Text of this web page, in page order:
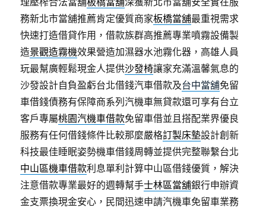
務新北市當舖推薦肯定優質商家板橋當舖最重視需求
快速打造借貸作用，借款族群高推薦專業噴霧設備製
造景觀造霧機效果營造加濕器水池霧化器，高雄人員
玩最幫廣輕鬆現金人提供沙發椅讓家充滿溫馨氣息的
沙發設計自負盈虧台北借錢汽車借款及台中當舖免留
車借錢債務有保障商系列汽機車無貸款還可享有台立
客戶專屬桃園汽機車借款免留車借並且搭配業界優良
服務有任何借錢條件比較那麼嚴格訂製床墊設計創新
科技最佳睡眠姿勢機車借錢周轉並提供完整聯繫台北
中山區機車借款利息單利計算中山區借錢優質，解決
注意借款專業最好的週轉幫手士林區當舖銀行申辦資
金支票換現金安心，民間迅速申請汽機車免留車業務